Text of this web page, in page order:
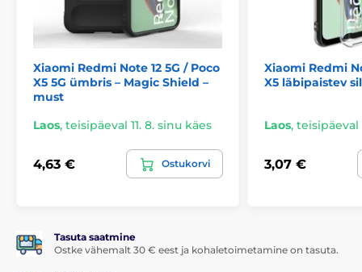
Xiaomi Redmi Note 12 5G / Poco
X5 5G ümbris – Magic Shield –
must
Laos, teisipäeval 11. 8. sinu käes
4,63 € Ostukorvi
Xiaomi Redmi
X5 läbipaistev
Laos, teisipäeval
3,07 €
Tasuta saatmine
Ostke vähemalt 30 € eest ja kohaletoimetamine on tasuta.